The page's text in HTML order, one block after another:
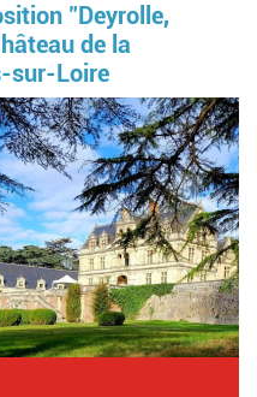
"Deyrolle,
de la
sur-Loire